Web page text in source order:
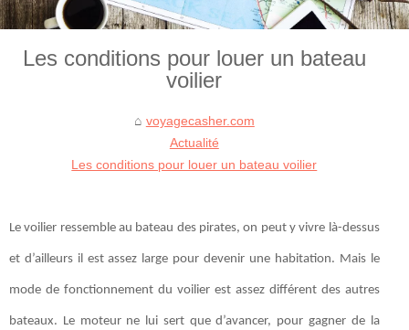
Les conditions pour louer un bateau
voilier
voyagecasher.com
Actualité
Les conditions pour louer un bateau voilier
Le voilier ressemble au bateau des pirates, on peut y vivre là-dessus
et d’ailleurs il est assez large pour devenir une habitation. Mais le
mode de fonctionnement du voilier est assez différent des autres
bateaux. Le moteur ne lui sert que d’avancer, pour gagner de la